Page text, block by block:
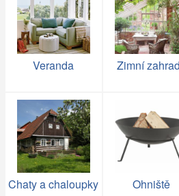
Veranda Zimní
Chaty a chaloupky Ohniště